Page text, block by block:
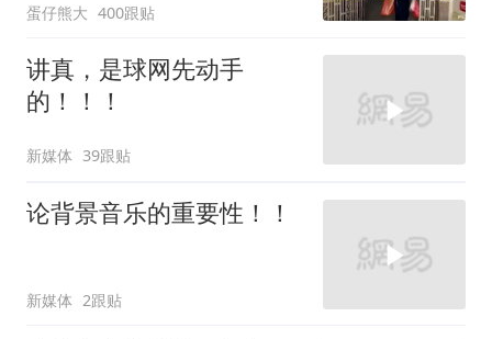
蛋仔熊大 400跟贴
讲真，是球网先动手
的！！！
新媒体 39跟贴
论背景音乐的重要性！！
新媒体 2跟贴